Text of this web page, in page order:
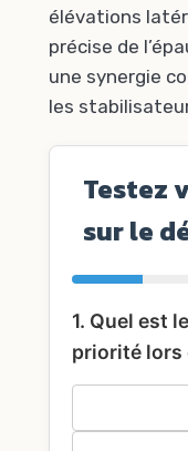
élévations
précise de
une synergie
les
Testez
sur le
1. Quel est
priorité lors